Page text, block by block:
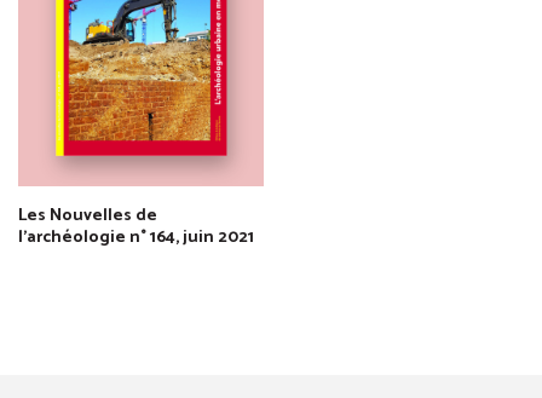
Les Nouvelles de
l'archéologie n° 164, juin 2021